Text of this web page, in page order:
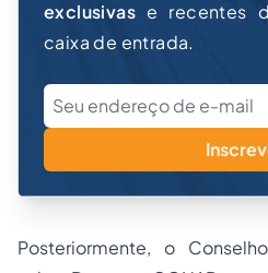
exclusivas e recentes
caixa de entrada.
Posteriormente, o